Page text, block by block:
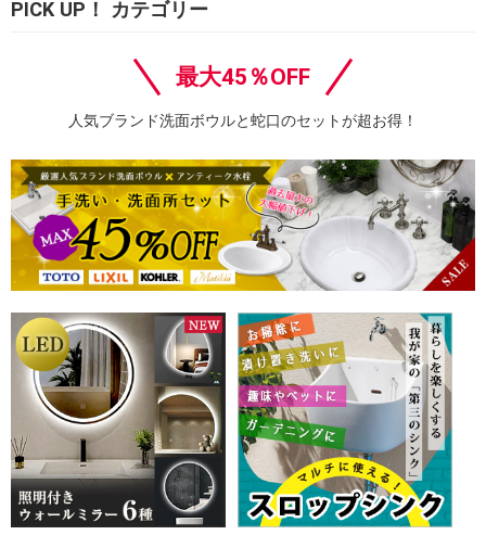
PICK UP！ カテゴリー
最大45％OFF
人気ブランド洗面ボウルと蛇口のセットが超お得！